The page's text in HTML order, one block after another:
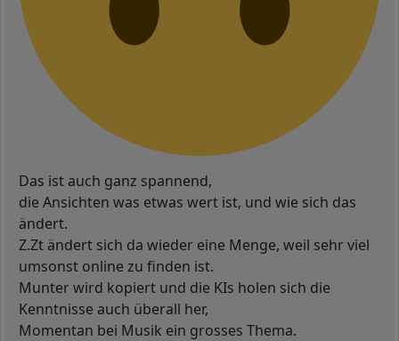
Das ist auch ganz spannend,
die Ansichten was etwas wert ist, und wie sich das
ändert.
Z.Zt ändert sich da wieder eine Menge, weil sehr viel
umsonst online zu finden ist.
Munter wird kopiert und die KIs holen sich die
Kenntnisse auch überall her,
Momentan bei Musik ein grosses Thema.